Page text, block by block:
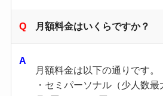
月額料金はいくらですか？
月額料金は以下の通りです。
・セミパーソナル（少人数最